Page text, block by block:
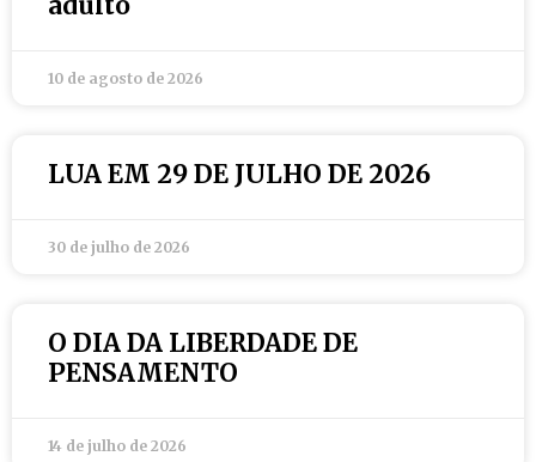
10 de agosto de 2026
LUA EM 29 DE JULHO DE 2026
30 de julho de 2026
O DIA DA LIBERDADE DE
PENSAMENTO
14 de julho de 2026